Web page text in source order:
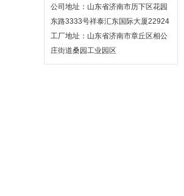
公司地址：山东省济南市历下区花园
东路3333号祥泰汇东国际大厦22924
工厂地址：山东省济南市章丘区相公
庄街道桑园工业园区